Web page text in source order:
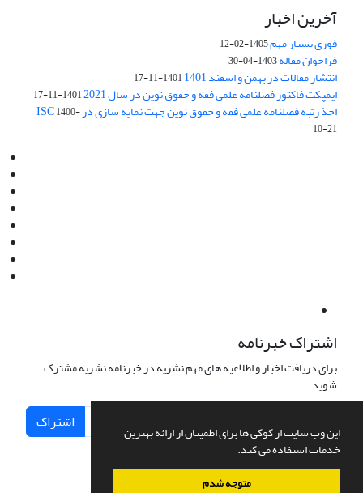
این وب سایت از کوکی ها برای اطمینان از ارائه بهترین
خدمات استفاده می کند.
متوجه شدم
آخرین اخبار
فوری بسیار مهم1405-02-12
فراخوان مقاله1403-04-30
انتشار مقالات در بهمن و اسفند 1401 1401-11-17
ایمپکت فاکتور فصلنامه علمی فقه و حقوق نوین در سال 2021 1401-11-17
اخذ رتبه فصلنامه علمی فقه و حقوق نوین جهت نمایه سازی در ISC1400-
10-21
اشتراک خبرنامه
برای دریافت اخبار و اطلاعیه های مهم نشریه در خبرنامه نشریه مشترک
شوید.
اشتراک